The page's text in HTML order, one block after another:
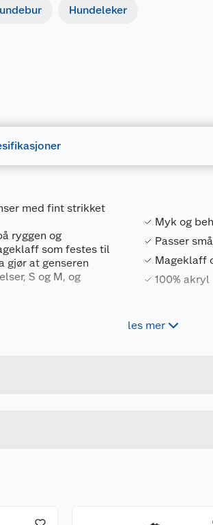
Hundeleker
med fint strikket
ryggen og
som festes til
gjør at genseren
S og M, og
Myk og
Passer
Mageklaff
100% akryl
les mer